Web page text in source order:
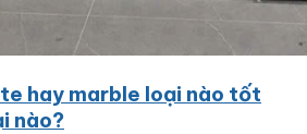
hay marble loại nào tốt
nào?